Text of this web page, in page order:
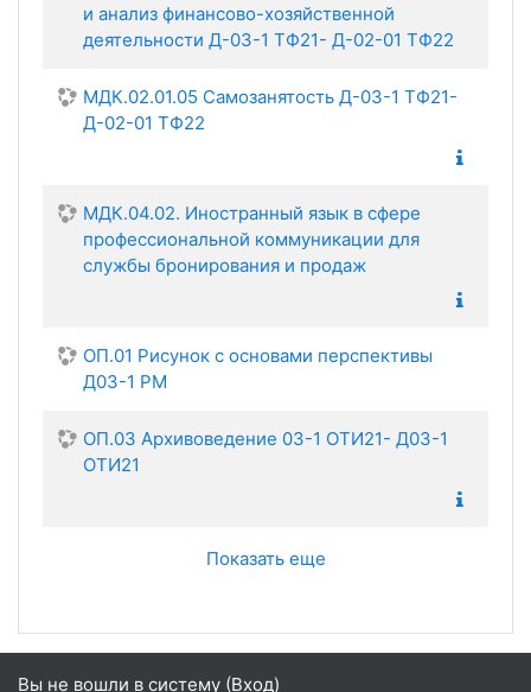
и анализ финансово-хозяйственной
деятельности Д-03-1 ТФ21- Д-02-01 ТФ22
МДК.02.01.05 Самозанятость Д-03-1 ТФ21-
Д-02-01 ТФ22
МДК.04.02. Иностранный язык в сфере
профессиональной коммуникации для
службы бронирования и продаж
ОП.01 Рисунок с основами перспективы
Д03-1 РМ
ОП.03 Архивоведение 03-1 ОТИ21- Д03-1
ОТИ21
Показать еще
Вы не вошли в систему (Вход)